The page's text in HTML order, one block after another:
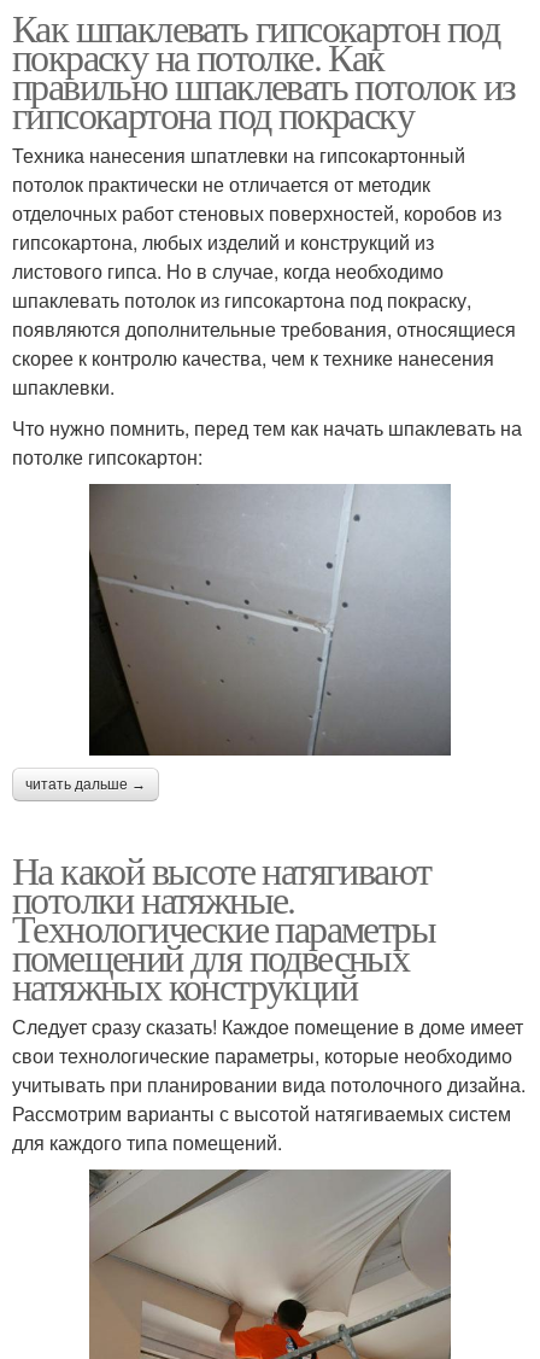
Как шпаклевать гипсокартон под
покраску на потолке. Как
правильно шпаклевать потолок из
гипсокартона под покраску
Техника нанесения шпатлевки на гипсокартонный
потолок практически не отличается от методик
отделочных работ стеновых поверхностей, коробов из
гипсокартона, любых изделий и конструкций из
листового гипса. Но в случае, когда необходимо
шпаклевать потолок из гипсокартона под покраску,
появляются дополнительные требования, относящиеся
скорее к контролю качества, чем к технике нанесения
шпаклевки.
Что нужно помнить, перед тем как начать шпаклевать на
потолке гипсокартон:
читать дальше →
На какой высоте натягивают
потолки натяжные.
Технологические параметры
помещений для подвесных
натяжных конструкций
Следует сразу сказать! Каждое помещение в доме имеет
свои технологические параметры, которые необходимо
учитывать при планировании вида потолочного дизайна.
Рассмотрим варианты с высотой натягиваемых систем
для каждого типа помещений.